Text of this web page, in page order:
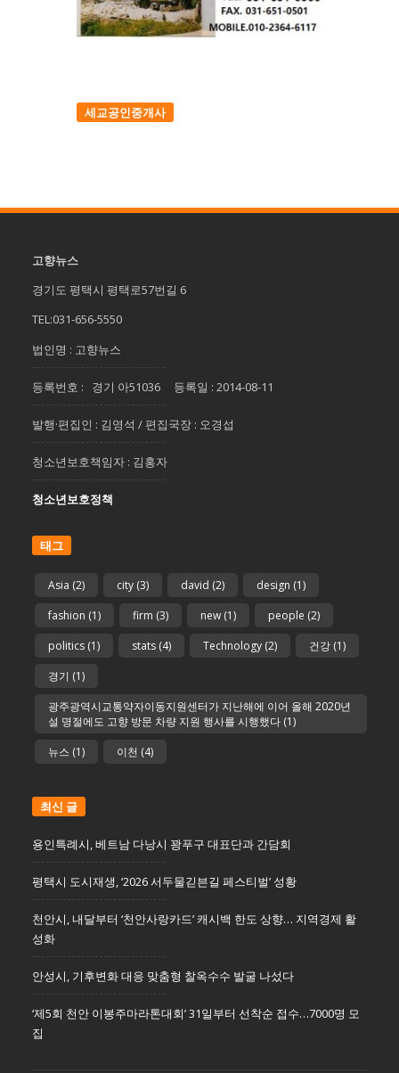
세교공인중개사
고향뉴스
경기도 평택시 평택로57번길 6
TEL:031-656-5550
법인명 : 고향뉴스
등록번호 : 경기 아51036 등록일 : 2014-08-11
발행·편집인 : 김영석 / 편집국장 : 오경섭
청소년보호책임자 : 김홍자
청소년보호정책
태그
Asia (2) city (3) david (2) design (1)
fashion (1) firm (3) new (1) people (2)
politics (1) stats (4) Technology (2) 건강 (1)
경기 (1)
광주광역시교통약자이동지원센터가 지난해에 이어 올해 2020년
설 명절에도 고향 방문 차량 지원 행사를 시행했다 (1)
뉴스 (1) 이천 (4)
최신 글
용인특례시, 베트남 다낭시 꽝푸구 대표단과 간담회
평택시 도시재생, ‘2026 서두물긷븐길 페스티벌’ 성황
천안시, 내달부터 ‘천안사랑카드’ 캐시백 한도 상향… 지역경제 활
성화
안성시, 기후변화 대응 맞춤형 찰옥수수 발굴 나섰다
‘제5회 천안 이봉주마라톤대회’ 31일부터 선착순 접수…7000명 모
집